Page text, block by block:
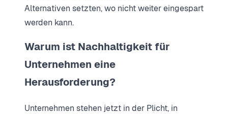
Alternativen setzten, wo nicht weiter eingespart
werden kann.
Warum ist Nachhaltigkeit für
Unternehmen eine
Herausforderung?
Unternehmen stehen jetzt in der Plicht, in